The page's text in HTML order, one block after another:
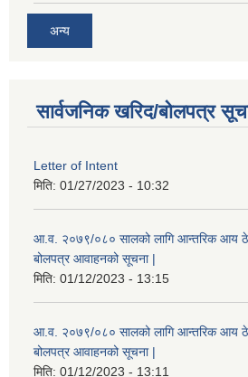
अन्य
सार्वजनिक खरिद/बोलपत्र
Letter of Intent
मिति: 01/27/2023 - 10:32
आ.व. २०७९/०८० सालको लागि आन्तरिक आय
बोलपत्र आवाहनको सूचना |
मिति: 01/12/2023 - 13:15
आ.व. २०७९/०८० सालको लागि आन्तरिक आय
बोलपत्र आवाहनको सूचना |
मिति: 01/12/2023 - 13:11